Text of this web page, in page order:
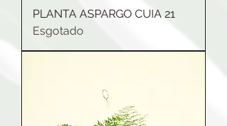
PLANTA ASPARGO CUIA 21
Esgotado